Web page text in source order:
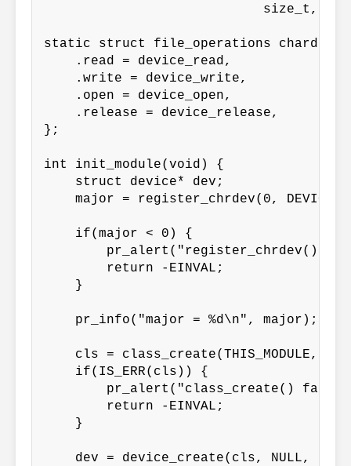
size_t,
static struct file_operations
    .read = device_read,
    .write = device_write,
    .open = device_open,
    .release = device_release,
};
int init_module(void) {
    struct device* dev;
major = register_chrdev(0,
    if(major < 0) {
pr_alert("register_chrdev()
        return -EINVAL;
    }
    pr_info("major = %d\n", major);
cls = class_create(THIS_MODULE,
    if(IS_ERR(cls)) {
pr_alert("class_create()
        return -EINVAL;
    }
dev = device_create(cls, NULL,